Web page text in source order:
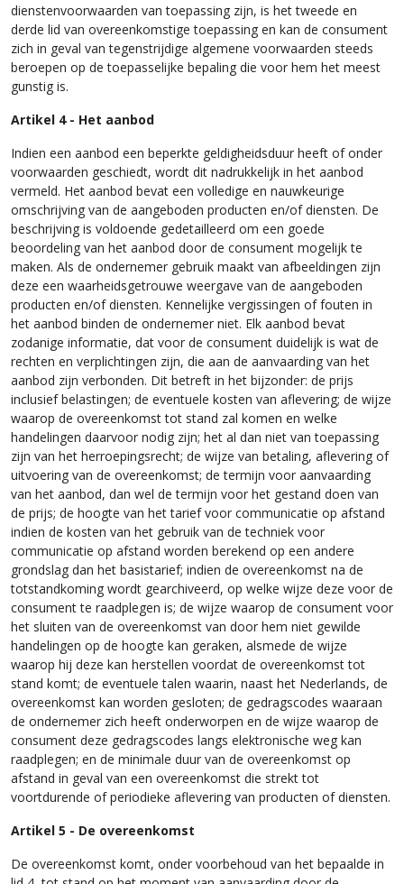
dienstenvoorwaarden van toepassing zijn, is het tweede en
derde lid van overeenkomstige toepassing en kan de consument
zich in geval van tegenstrijdige algemene voorwaarden steeds
beroepen op de toepasselijke bepaling die voor hem het meest
gunstig is.
Artikel 4 - Het aanbod
Indien een aanbod een beperkte geldigheidsduur heeft of onder
voorwaarden geschiedt, wordt dit nadrukkelijk in het aanbod
vermeld. Het aanbod bevat een volledige en nauwkeurige
omschrijving van de aangeboden producten en/of diensten. De
beschrijving is voldoende gedetailleerd om een goede
beoordeling van het aanbod door de consument mogelijk te
maken. Als de ondernemer gebruik maakt van afbeeldingen zijn
deze een waarheidsgetrouwe weergave van de aangeboden
producten en/of diensten. Kennelijke vergissingen of fouten in
het aanbod binden de ondernemer niet. Elk aanbod bevat
zodanige informatie, dat voor de consument duidelijk is wat de
rechten en verplichtingen zijn, die aan de aanvaarding van het
aanbod zijn verbonden. Dit betreft in het bijzonder: de prijs
inclusief belastingen; de eventuele kosten van aflevering; de wijze
waarop de overeenkomst tot stand zal komen en welke
handelingen daarvoor nodig zijn; het al dan niet van toepassing
zijn van het herroepingsrecht; de wijze van betaling, aflevering of
uitvoering van de overeenkomst; de termijn voor aanvaarding
van het aanbod, dan wel de termijn voor het gestand doen van
de prijs; de hoogte van het tarief voor communicatie op afstand
indien de kosten van het gebruik van de techniek voor
communicatie op afstand worden berekend op een andere
grondslag dan het basistarief; indien de overeenkomst na de
totstandkoming wordt gearchiveerd, op welke wijze deze voor de
consument te raadplegen is; de wijze waarop de consument voor
het sluiten van de overeenkomst van door hem niet gewilde
handelingen op de hoogte kan geraken, alsmede de wijze
waarop hij deze kan herstellen voordat de overeenkomst tot
stand komt; de eventuele talen waarin, naast het Nederlands, de
overeenkomst kan worden gesloten; de gedragscodes waaraan
de ondernemer zich heeft onderworpen en de wijze waarop de
consument deze gedragscodes langs elektronische weg kan
raadplegen; en de minimale duur van de overeenkomst op
afstand in geval van een overeenkomst die strekt tot
voortdurende of periodieke aflevering van producten of diensten.
Artikel 5 - De overeenkomst
De overeenkomst komt, onder voorbehoud van het bepaalde in